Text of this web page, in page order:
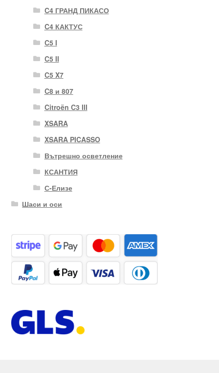
C4 ГРАНД ПИКАСО
C4 КАКТУС
C5 I
C5 II
C5 X7
C8 и 807
Citroën C3 III
XSARA
XSARA PICASSO
Вътрешно осветление
КСАНТИЯ
С-Елизе
Шаси и оси